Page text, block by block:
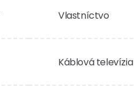
Vlastníctvo
Káblová televízia